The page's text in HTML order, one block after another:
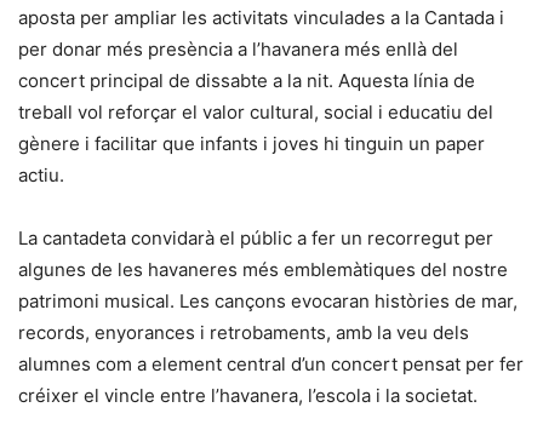
aposta per ampliar les activitats vinculades a la Cantada i
per donar més presència a l’havanera més enllà del
concert principal de dissabte a la nit. Aquesta línia de
treball vol reforçar el valor cultural, social i educatiu del
gènere i facilitar que infants i joves hi tinguin un paper
actiu.
La cantadeta convidarà el públic a fer un recorregut per
algunes de les havaneres més emblemàtiques del nostre
patrimoni musical. Les cançons evocaran històries de mar,
records, enyorances i retrobaments, amb la veu dels
alumnes com a element central d’un concert pensat per fer
créixer el vincle entre l’havanera, l’escola i la societat.